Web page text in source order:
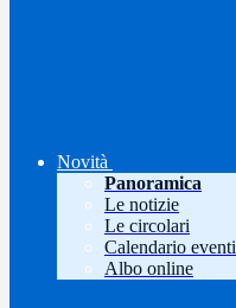
Novità
Panoramica
Le notizie
Le circolari
Calendario eventi
Albo online